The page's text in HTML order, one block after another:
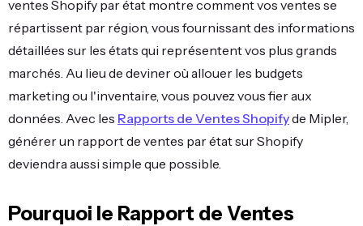
ventes Shopify par état montre comment vos ventes se
répartissent par région, vous fournissant des informations
détaillées sur les états qui représentent vos plus grands
marchés. Au lieu de deviner où allouer les budgets
marketing ou l'inventaire, vous pouvez vous fier aux
données. Avec les Rapports de Ventes Shopifyde Mipler,
générer un rapport de ventes par état sur Shopify
deviendra aussi simple que possible.
Pourquoi le Rapport de Ventes